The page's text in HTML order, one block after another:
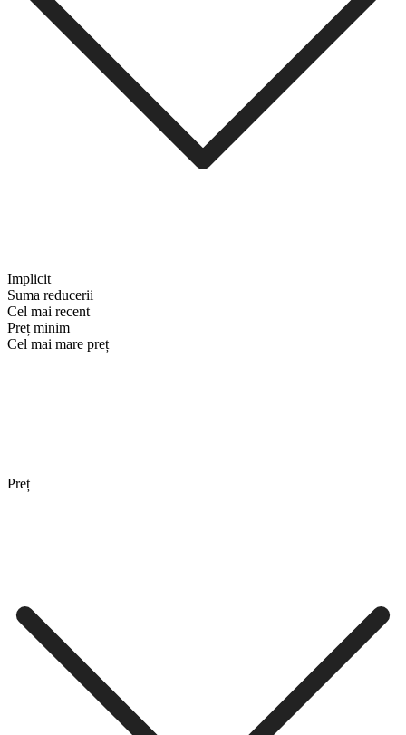
Implicit
Suma reducerii
Cel mai recent
Preț minim
Cel mai mare preț
Preț